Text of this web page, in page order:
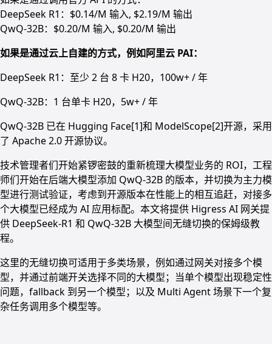
DeepSeek R1：$0.14/M 输入, $2.19/M 输出
QwQ-32B：$0.20/M 输入, $0.20/M 输出
如果是通过云上自建的方式，例如阿里云 PAI：
DeepSeek R1：至少 2 台 8 卡 H20，100w+ / 年
QwQ-32B：1 台单卡 H20，5w+ / 年
QwQ-32B 已在 Hugging Face[1]和 ModelScope[2]开源，采用
了 Apache 2.0 开源协议。
技术管理者们开始紧锣密鼓的重新梳理大模型业务的 ROI，工程
师们开始在后端大模型添加 QwQ-32B 的版本，并切换为主力模
型进行测试验证，考虑到开源版本在性能上的相互追赶，对接多
个大模型已经成为 AI 应用标配。本文将提供 Higress AI 网关提
供 DeepSeek-R1 和 QwQ-32B 大模型间无缝切换的保姆级教
程。
这里的无缝切换可适用于多类场景，例如通过网关对接多个模
型，并通过前端开关选择不同的大模型；当单个模型出现稳定性
问题，fallback 到另一个模型；以及 Multi Agent 场景下一个复
杂任务调用多个模型等。